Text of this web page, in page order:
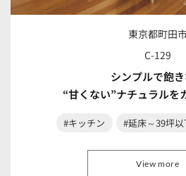
東京都町田
C-129
シンプルで飽
“甘くない”ナチュラルを
#キッチン #延床～39坪以
View more